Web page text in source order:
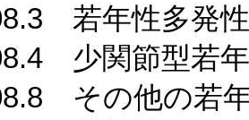
若年性多発
少関節型若
その他の若